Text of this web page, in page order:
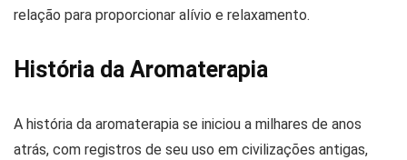
relação para proporcionar alívio e relaxamento.
História da Aromaterapia
A história da aromaterapia se iniciou a milhares de anos
atrás, com registros de seu uso em civilizações antigas,